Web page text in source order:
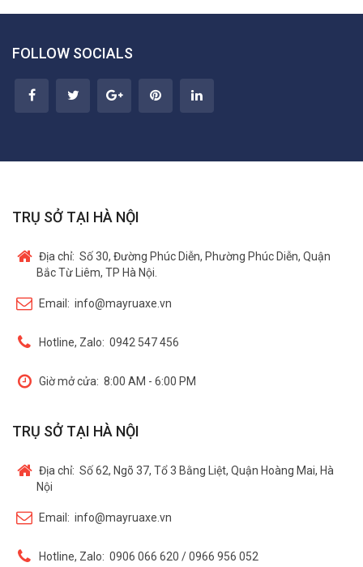
FOLLOW SOCIALS
TRỤ SỞ TẠI HÀ NỘI
Địa chỉ: Số 30, Đường Phúc Diễn, Phường Phúc Diễn, Quận
Bắc Từ Liêm, TP Hà Nội.
Email: info@mayruaxe.vn
Hotline, Zalo: 0942 547 456
Giờ mở cửa: 8:00 AM - 6:00 PM
TRỤ SỞ TẠI HÀ NỘI
Địa chỉ: Số 62, Ngõ 37, Tổ 3 Bằng Liệt, Quận Hoàng Mai, Hà
Nội
Email: info@mayruaxe.vn
Hotline, Zalo: 0906 066 620 / 0966 956 052